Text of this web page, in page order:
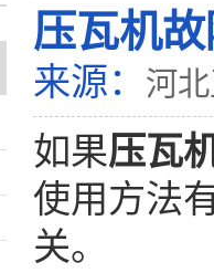
压瓦机
来源： 河
如果压瓦
使用方法
关。